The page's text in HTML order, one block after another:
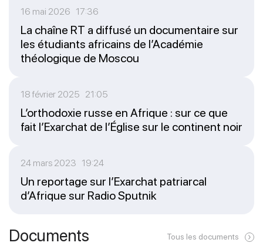
16 mai 2026 17:36
La chaîne RT a diffusé un documentaire sur
les étudiants africains de l’Académie
théologique de Moscou
18 février 2025 21:05
L’orthodoxie russe en Afrique : sur ce que
fait l’Exarchat de l’Église sur le continent noir
24 mars 2023 19:24
Un reportage sur l’Exarchat patriarcal
d’Afrique sur Radio Sputnik
Documents Tous les documents